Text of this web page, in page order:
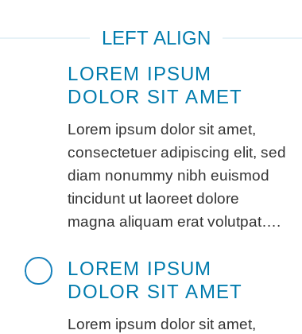
LEFT ALIGN
LOREM IPSUM
DOLOR SIT AMET
Lorem ipsum dolor sit amet,
consectetuer adipiscing elit, sed
diam nonummy nibh euismod
tincidunt ut laoreet dolore
magna aliquam erat volutpat….
LOREM IPSUM
DOLOR SIT AMET
Lorem ipsum dolor sit amet,